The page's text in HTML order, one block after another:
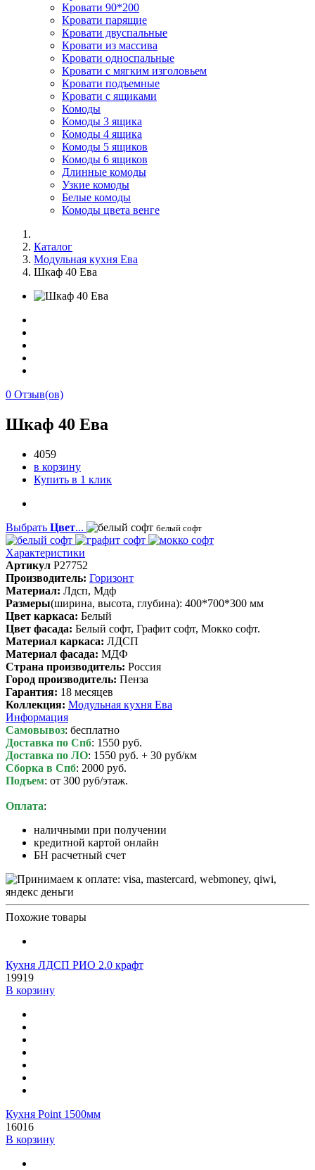
Кровати 90*200
Кровати парящие
Кровати двуспальные
Кровати из массива
Кровати односпальные
Кровати с мягким изголовьем
Кровати подъемные
Кровати с ящиками
Комоды
Комоды 3 ящика
Комоды 4 ящика
Комоды 5 ящиков
Комоды 6 ящиков
Длинные комоды
Узкие комоды
Белые комоды
Комоды цвета венге
Каталог
Модульная кухня Ева
Шкаф 40 Ева
0 Отзыв(ов)
Шкаф 40 Ева
4059
в корзину
Купить в 1 клик
Выбрать Цвет... белый софт
Характеристики
Артикул P27752
Производитель: Горизонт
Материал: Лдсп, Мдф
Размеры(ширина, высота, глубина): 400*700*300 мм
Цвет каркаса: Белый
Цвет фасада: Белый софт, Графит софт, Мокко софт.
Материал каркаса: ЛДСП
Материал фасада: МДФ
Cтрана производитель: Россия
Город производитель: Пенза
Гарантия: 18 месяцев
Коллекция: Модульная кухня Ева
Информация
Самовывоз: бесплатно
Доставка по Спб: 1550 руб.
Доставка по ЛО: 1550 руб. + 30 руб/км
Сборка в Спб: 2000 руб.
Подъем: от 300 руб/этаж.
Оплата:
наличными при получении
кредитной картой онлайн
БН расчетный счет
Похожие товары
Кухня ЛДСП РИО 2.0 крафт
19919
В корзину
Кухня Point 1500мм
16016
В корзину